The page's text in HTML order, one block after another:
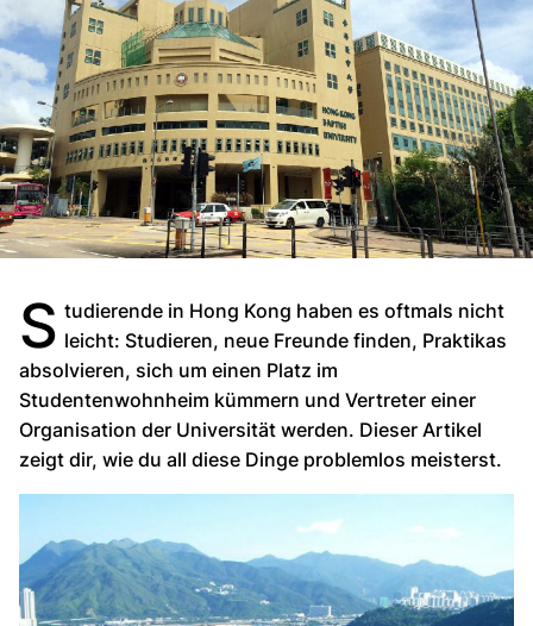
S tudierende in Hong Kong haben es oftmals nicht
leicht: Studieren, neue Freunde finden, Praktikas
absolvieren, sich um einen Platz im
Studentenwohnheim kümmern und Vertreter einer
Organisation der Universität werden. Dieser Artikel
zeigt dir, wie du all diese Dinge problemlos meisterst.